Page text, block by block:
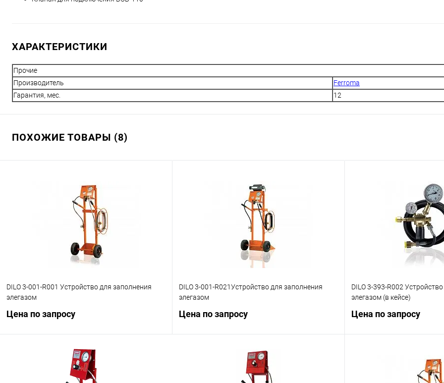
ХАРАКТЕРИСТИКИ
Прочие
Производитель
Ferroma
Гарантия, мес.
12
ПОХОЖИЕ ТОВАРЫ (8)
DILO 3-001-R001 Устройство для заполнения
элегазом
Цена по запросу
Запросить цену
DILO 3-001-R021Устройство для заполнения
элегазом
Цена по запросу
Запросить цену
DILO 3-393-R002
элегазом (в кейсе)
Цена по запросу